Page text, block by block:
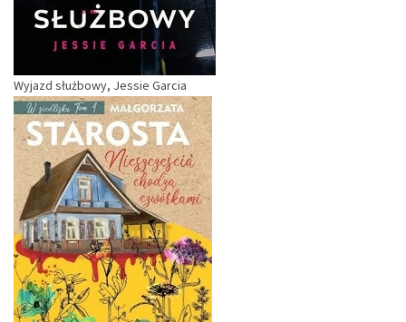
Wyjazd służbowy, Jessie Garcia